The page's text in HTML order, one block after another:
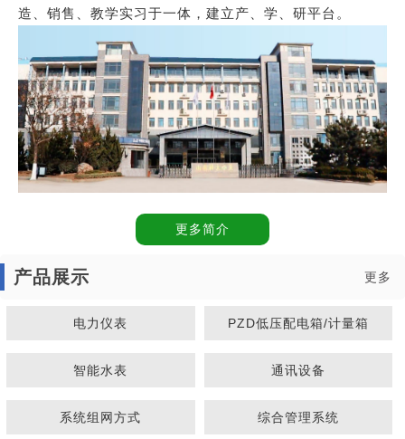
造、销售、教学实习于一体，建立产、学、研平台。
更多简介
产品展示 更多
电力仪表 PZD低压配电箱/计量箱
智能水表 通讯设备
系统组网方式 综合管理系统